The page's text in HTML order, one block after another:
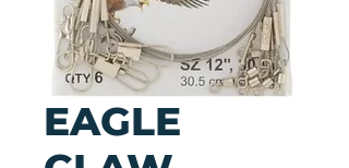
EAGLE